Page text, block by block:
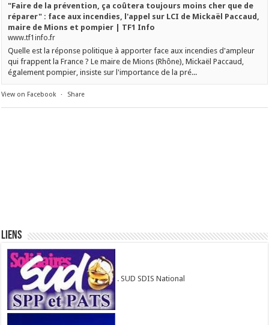
"Faire de la prévention, ça coûtera toujours moins cher que de
réparer" : face aux incendies, l'appel sur LCI de Mickaël Paccaud,
maire de Mions et pompier | TF1 Info
www.tf1info.fr
Quelle est la réponse politique à apporter face aux incendies d'ampleur
qui frappent la France ? Le maire de Mions (Rhône), Mickaël Paccaud,
également pompier, insiste sur l'importance de la pré...
View on Facebook · Share
Liens
. SUD SDIS National